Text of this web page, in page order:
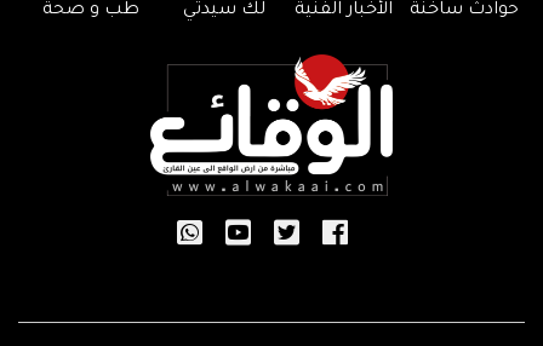
حوادث ساخنة الأخبار الفنية لك سيدتي طب و صحة